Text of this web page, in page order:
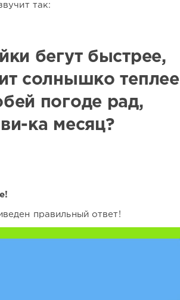
так:
бегут быстрее,
солнышко
погоде рад,
ка месяц?
правильный ответ!